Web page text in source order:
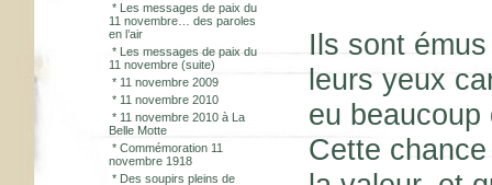
* Les messages de paix du
11 novembre… des paroles
en l’air
* Les messages de paix du
11 novembre (suite)
* 11 novembre 2009
* 11 novembre 2010
* 11 novembre 2010 à La
Belle Motte
* Commémoration 11
novembre 1918
* Des soupirs pleins de
Ils sont
leurs yeux
eu
Cette